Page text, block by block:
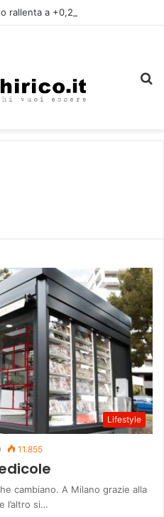
Lifestyle
11.855
cambiano. A Milano grazie alla
l’altro si…